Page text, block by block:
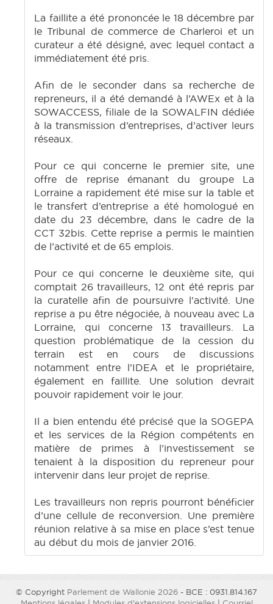
La faillite a été prononcée le 18 décembre par
le Tribunal de commerce de Charleroi et un
curateur a été désigné, avec lequel contact a
immédiatement été pris.
Afin de le seconder dans sa recherche de
repreneurs, il a été demandé à l’AWEx et à la
SOWACCESS, filiale de la SOWALFIN dédiée
à la transmission d’entreprises, d’activer leurs
réseaux.
Pour ce qui concerne le premier site, une
offre de reprise émanant du groupe La
Lorraine a rapidement été mise sur la table et
le transfert d’entreprise a été homologué en
date du 23 décembre, dans le cadre de la
CCT 32bis. Cette reprise a permis le maintien
de l’activité et de 65 emplois.
Pour ce qui concerne le deuxième site, qui
comptait 26 travailleurs, 12 ont été repris par
la curatelle afin de poursuivre l’activité. Une
reprise a pu être négociée, à nouveau avec La
Lorraine, qui concerne 13 travailleurs. La
question problématique de la cession du
terrain est en cours de discussions
notamment entre l’IDEA et le propriétaire,
également en faillite. Une solution devrait
pouvoir rapidement voir le jour.
Il a bien entendu été précisé que la SOGEPA
et les services de la Région compétents en
matière de primes à l’investissement se
tenaient à la disposition du repreneur pour
intervenir dans leur projet de reprise.
Les travailleurs non repris pourront bénéficier
d’une cellule de reconversion. Une première
réunion relative à sa mise en place s’est tenue
au début du mois de janvier 2016.
© Copyright Parlement de Wallonie 2026 - BCE : 0931.814.167